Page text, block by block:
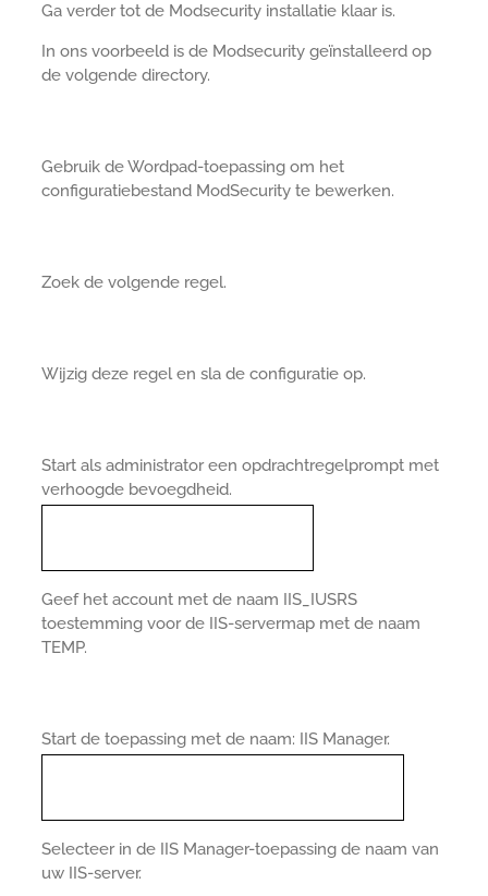
Ga verder tot de Modsecurity installatie klaar is.
In ons voorbeeld is de Modsecurity geïnstalleerd op
de volgende directory.
Gebruik de Wordpad-toepassing om het
configuratiebestand ModSecurity te bewerken.
Zoek de volgende regel.
Wijzig deze regel en sla de configuratie op.
Start als administrator een opdrachtregelprompt met
verhoogde bevoegdheid.
Geef het account met de naam IIS_IUSRS
toestemming voor de IIS-servermap met de naam
TEMP.
Start de toepassing met de naam: IIS Manager.
Selecteer in de IIS Manager-toepassing de naam van
uw IIS-server.